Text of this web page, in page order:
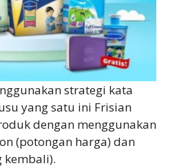
strategi kata
yang satu ini Frisian
dengan menggunakan
(potongan harga) dan
kembali).